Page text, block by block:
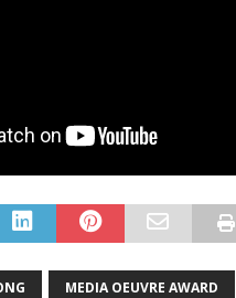
MEDIA OEUVRE AWARD